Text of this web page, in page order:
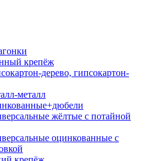
крепёж
дерево, гипсокартон-
металл
жёлтые с потайной
оцинкованные с